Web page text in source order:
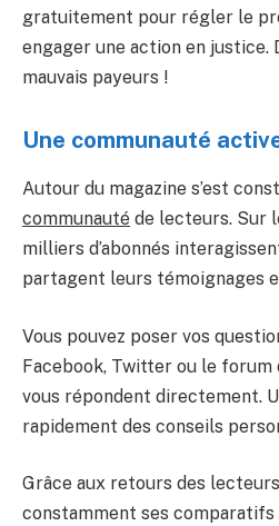
gratuitement pour régler le
engager une action en justice.
mauvais payeurs !
Une communauté
Autour du magazine s’est
communauté de lecteurs. Sur
milliers d’abonnés
partagent leurs témoignages
Vous pouvez poser vos
Facebook, Twitter ou le forum
vous répondent directement.
rapidement des conseils
Grâce aux retours des
constamment ses comparatifs